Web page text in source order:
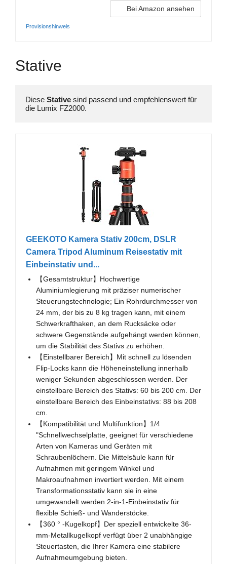
Bei Amazon ansehen
Provisionshinweis
Stative
Diese Stative sind passend und empfehlenswert für
die Lumix FZ2000.
GEEKOTO Kamera Stativ 200cm, DSLR
Camera Tripod Aluminum Reisestativ mit
Einbeinstativ und...
【Gesamtstruktur】Hochwertige
Aluminiumlegierung mit präziser numerischer
Steuerungstechnologie; Ein Rohrdurchmesser von
24 mm, der bis zu 8 kg tragen kann, mit einem
Schwerkrafthaken, an dem Rucksäcke oder
schwere Gegenstände aufgehängt werden können,
um die Stabilität des Stativs zu erhöhen.
【Einstellbarer Bereich】Mit schnell zu lösenden
Flip-Locks kann die Höheneinstellung innerhalb
weniger Sekunden abgeschlossen werden. Der
einstellbare Bereich des Stativs: 60 bis 200 cm. Der
einstellbare Bereich des Einbeinstativs: 88 bis 208
cm.
【Kompatibilität und Multifunktion】1/4
"Schnellwechselplatte, geeignet für verschiedene
Arten von Kameras und Geräten mit
Schraubenlöchern. Die Mittelsäule kann für
Aufnahmen mit geringem Winkel und
Makroaufnahmen invertiert werden. Mit einem
Transformationsstativ kann sie in eine
umgewandelt werden 2-in-1-Einbeinstativ für
flexible Schieß- und Wanderstöcke.
【360 ° -Kugelkopf】Der speziell entwickelte 36-
mm-Metallkugelkopf verfügt über 2 unabhängige
Steuertasten, die Ihrer Kamera eine stabilere
Aufnahmeumgebung bieten.